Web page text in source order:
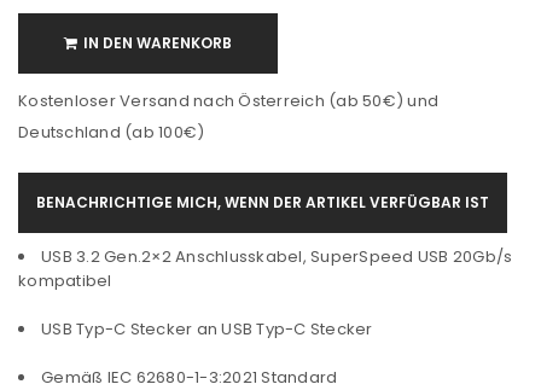
IN DEN WARENKORB
Kostenloser Versand nach Österreich (ab 50€) und
Deutschland (ab 100€)
BENACHRICHTIGE MICH, WENN DER ARTIKEL VERFÜGBAR IST
USB 3.2 Gen.2×2 Anschlusskabel, SuperSpeed USB 20Gb/s
kompatibel
USB Typ-C Stecker an USB Typ-C Stecker
Gemäß IEC 62680-1-3:2021 Standard